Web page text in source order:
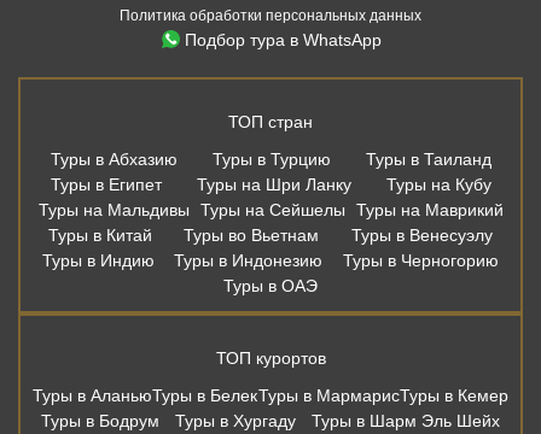
Политика обработки персональных данных
Подбор тура в WhatsApp
ТОП стран
Туры в Абхазию
Туры в Турцию
Туры в Таиланд
Туры в Египет
Туры на Шри Ланку
Туры на Кубу
Туры на Мальдивы
Туры на Сейшелы
Туры на Маврикий
Туры в Китай
Туры во Вьетнам
Туры в Венесуэлу
Туры в Индию
Туры в Индонезию
Туры в Черногорию
Туры в ОАЭ
ТОП курортов
Туры в АланьюТуры в БелекТуры в МармарисТуры в Кемер
Туры в Бодрум
Туры в Хургаду
Туры в Шарм Эль Шейх